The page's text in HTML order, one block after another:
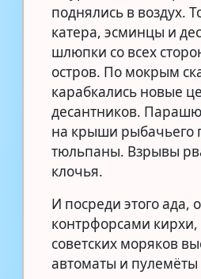
поднялись в воздух.
катера, эсминцы и
шлюпки со всех
остров. По мокрым
карабкались новые
десантников.
на крыши рыбачьего
тюльпаны. Взрывы
клочья.
И посреди этого ада,
контрфорсами кирхи,
советских моряков
автоматы и пулемёты